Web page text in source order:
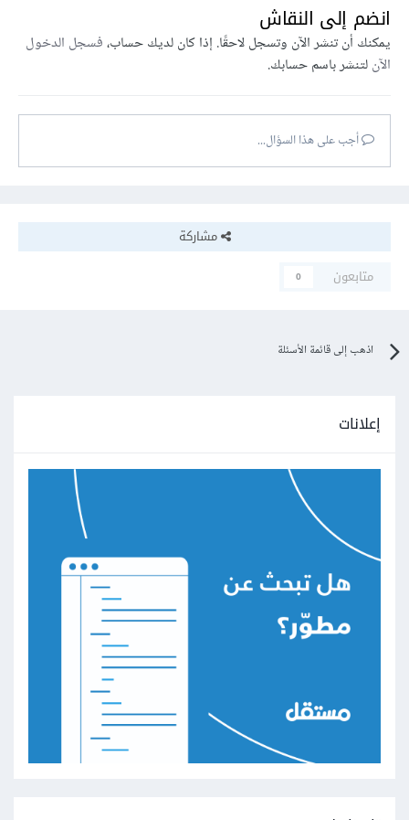
انضم إلى النقاش
يمكنك أن تنشر الآن وتسجل لاحقًا. إذا كان لديك حساب،فسجل الدخول
الآنلتنشر باسم حسابك.
أجب على هذا السؤال...
مشاركة
متابعون
0
اذهب إلى قائمة الأسئلة
إعلانات